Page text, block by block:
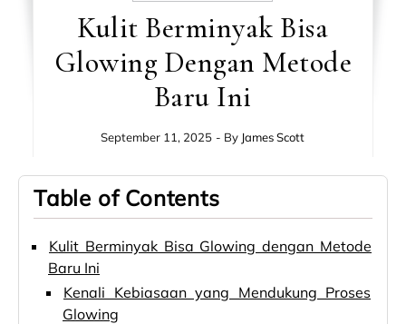
Kulit Berminyak Bisa
Glowing Dengan Metode
Baru Ini
September 11, 2025 - By James Scott
Table of Contents
Kulit Berminyak Bisa Glowing dengan Metode
Baru Ini
Kenali Kebiasaan yang Mendukung Proses
Glowing